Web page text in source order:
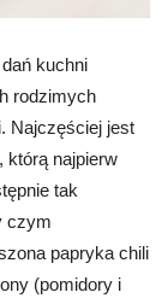
kuchni
rodzimych
Najczęściej jest
którą najpierw
tak
czym
papryka chili
(pomidory i